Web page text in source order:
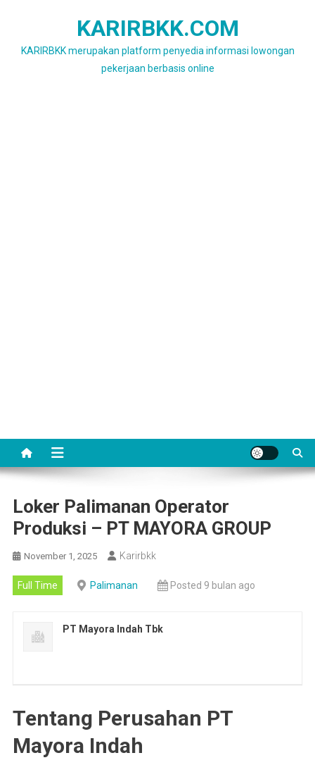
KARIRBKK.COM
KARIRBKK merupakan platform penyedia informasi lowongan
pekerjaan berbasis online
Loker Palimanan Operator
Produksi – PT MAYORA GROUP
November 1, 2025 Karirbkk
Full Time Palimanan Posted 9 bulan ago
PT Mayora Indah Tbk
Tentang Perusahan PT
Mayora Indah